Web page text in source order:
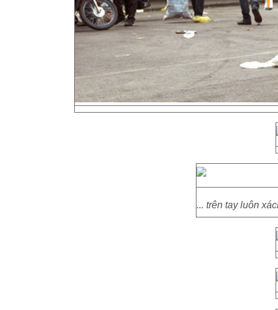
... trên tay luôn